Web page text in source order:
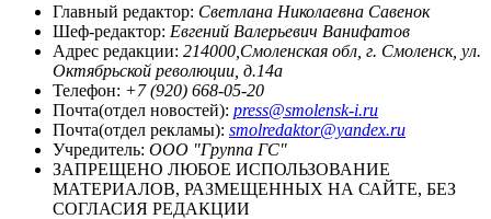
Главный редактор: Светлана Николаевна Савенок
Шеф-редактор: Евгений Валерьевич Ванифатов
Адрес редакции: 214000,Смоленская обл, г. Смоленск, ул.
Октябрьской революции, д.14а
Телефон: +7 (920) 668-05-20
Почта(отдел новостей): press@smolensk-i.ru
Почта(отдел рекламы): smolredaktor@yandex.ru
Учредитель: ООО "Группа ГС"
ЗАПРЕЩЕНО ЛЮБОЕ ИСПОЛЬЗОВАНИЕ
МАТЕРИАЛОВ, РАЗМЕЩЕННЫХ НА САЙТЕ, БЕЗ
СОГЛАСИЯ РЕДАКЦИИ